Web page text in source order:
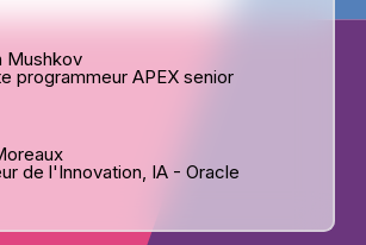
Mushkov
programmeur APEX senior
de l'Innovation, IA - Oracle